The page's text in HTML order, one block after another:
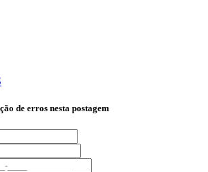
de erros nesta postagem